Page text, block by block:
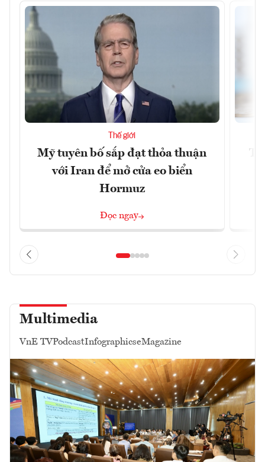
Thế giới
Mỹ tuyên bố sắp đạt thỏa thuận
với Iran để mở cửa eo biển
Hormuz
Đọc ngay
Multimedia
VnE TVPodcastInfographicseMagazine